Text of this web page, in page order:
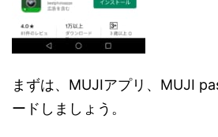
まずは、MUJIアプリ、MUJI
ードしましょう。